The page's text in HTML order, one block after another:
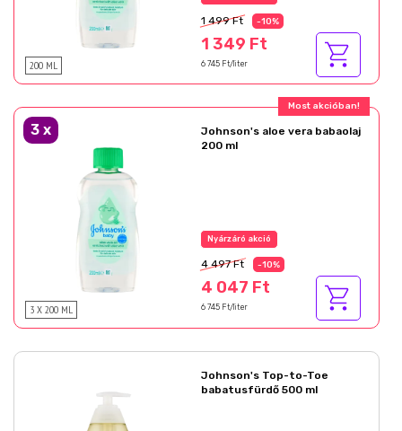
200 ML
1 499 Ft -10%
1 349 Ft
6 745 Ft/liter
Most akcióban!
3 x
3 X 200 ML
Johnson's aloe vera babaolaj
200 ml
Nyárzáró akció
4 497 Ft -10%
4 047 Ft
6 745 Ft/liter
Johnson's Top-to-Toe
babatusfürdő 500 ml